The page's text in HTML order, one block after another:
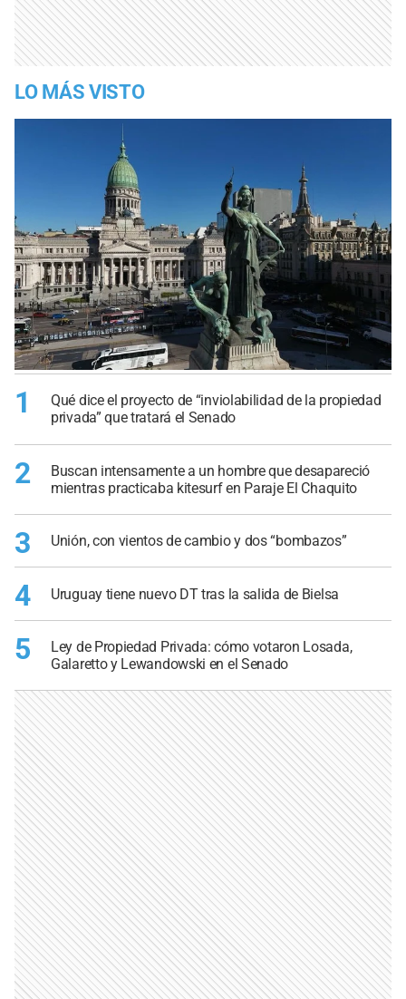
LO MÁS VISTO
1
Qué dice el proyecto de “inviolabilidad de la propiedad
privada” que tratará el Senado
2
Buscan intensamente a un hombre que desapareció
mientras practicaba kitesurf en Paraje El Chaquito
3 Unión, con vientos de cambio y dos “bombazos”
4 Uruguay tiene nuevo DT tras la salida de Bielsa
5
Ley de Propiedad Privada: cómo votaron Losada,
Galaretto y Lewandowski en el Senado